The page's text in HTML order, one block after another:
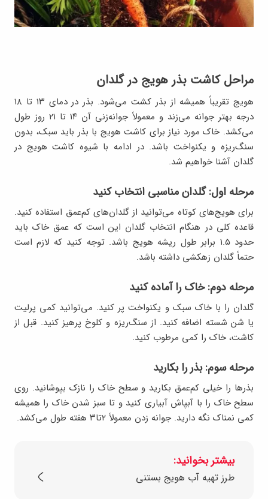
مراحل کاشت بذر هویج در گلدان
هویج تقریباً همیشه از بذر کشت می‌شود. بذر در دمای ۱۳ تا ۱۸
درجه بهتر جوانه می‌زند و معمولاً جوانه‌زنی آن ۱۴ تا ۲۱ روز طول
می‌کشد. خاک مورد نیاز برای کاشت هویج با بذر باید سبک، بدون
سنگ‌ریزه و یکنواخت باشد. در ادامه با شیوه کاشت هویج در
گلدان آشنا خواهیم شد.
مرحله اول: گلدان مناسبی انتخاب کنید
برای هویج‌های کوتاه می‌توانید از گلدان‌های کم‌عمق استفاده کنید.
قاعده کلی در هنگام انتخاب گلدان این است که عمق خاک باید
حدود ۱.۵ برابر طول ریشه هویج باشد. توجه کنید که لازم است
حتماً گلدان زهکشی داشته باشد.
مرحله دوم: خاک را آماده کنید
گلدان را با خاک سبک و یکنواخت پر کنید. می‌توانید کمی پرلیت
یا شن شسته اضافه کنید. از سنگ‌ریزه و کلوخ پرهیز کنید. قبل از
کاشت، خاک را کمی مرطوب کنید.
مرحله سوم: بذر را بکارید
بذرها را خیلی کم‌عمق بکارید و سطح خاک را نازک بپوشانید. روی
سطح خاک را با آبپاش آبیاری کنید و تا سبز شدن خاک را همیشه
کمی نمناک نگه دارید. جوانه زدن معمولاً ۲تا۳ هفته طول می‌کشد.
بیشتر بخوانید:
طرز تهیه آب‌ هویج بستنی